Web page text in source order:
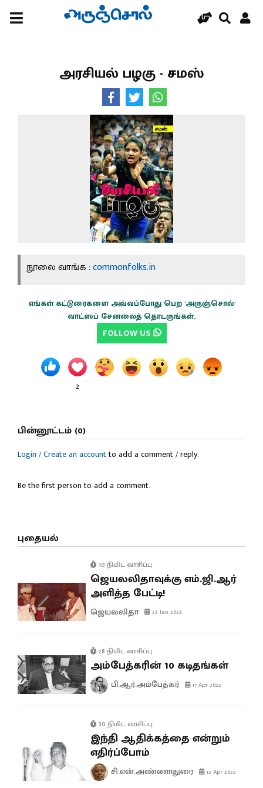
அரசியல் பழகு - சமஸ்
நூலை வாங்க :commonfolks.in
எங்கள் கட்டுரைகளை அவ்வப்போது பெற 'அருஞ்சொல்'
வாட்ஸப் சேனலைத் தொடருங்கள்.
FOLLOW US
2
பின்னூட்டம் (0)
Login / Create an accountto add a comment / reply.
Be the first person to add a comment.
புதையல்
10 நிமிட வாசிப்பு
ஜெயலலிதாவுக்கு எம்.ஜி.ஆர்
அளித்த பேட்டி!
ஜெயலலிதா 23 Jan 2023
28 நிமிட வாசிப்பு
அம்பேத்கரின் 10 கடிதங்கள்
பி.ஆர்.அம்பேத்கர் 17 Apr 2022
30 நிமிட வாசிப்பு
இந்தி ஆதிக்கத்தை என்றும்
எதிர்ப்போம்
சி.என்.அண்ணாதுரை 12 Apr 2022